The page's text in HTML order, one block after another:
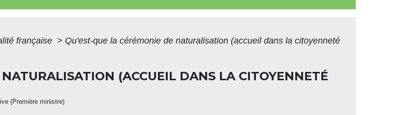
française > Qu'est-que la cérémonie de naturalisation (accueil dans la citoyenneté
(ACCUEIL DANS LA CITOYENNETÉ
(Première ministre)